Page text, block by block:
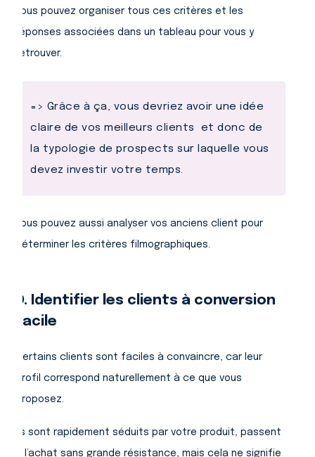
Vous pouvez organiser tous ces critères et les
réponses associées dans un tableau pour vous y
retrouver.
=> Grâce à ça, vous devriez avoir une idée
claire de vos meilleurs clients et donc de
la typologie de prospects sur laquelle vous
devez investir votre temps.
Vous pouvez aussi analyser vos anciens client pour
déterminer les critères filmographiques.
D. Identifier les clients à conversion
facile
Certains clients sont faciles à convaincre, car leur
profil correspond naturellement à ce que vous
proposez.
Ils sont rapidement séduits par votre produit, passent
à l’achat sans grande résistance, mais cela ne signifie